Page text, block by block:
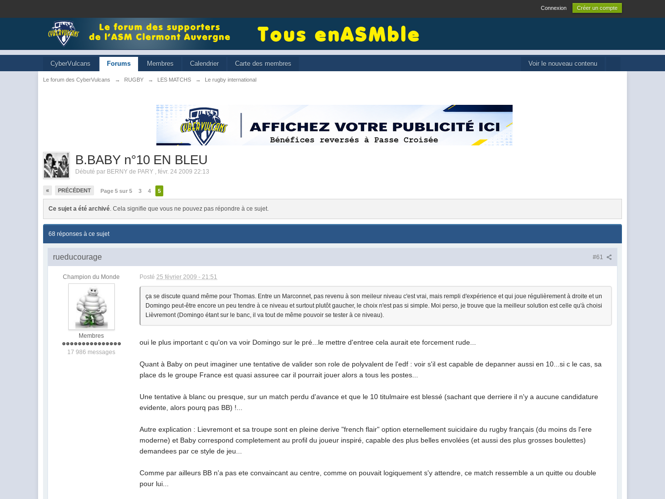
Connexion Créer un compte
Voir le nouveau contenu
CyberVulcans Forums Membres Calendrier Carte des membres
Le forum des CyberVulcans → RUGBY → LES MATCHS → Le rugby international
B.BABY n°10 EN BLEU
Débuté par BERNY de PARY ,févr. 24 2009 22:13
« PRÉCÉDENT Page 5 sur 5 3 4 5
Ce sujet a été archivé. Cela signifie que vous ne pouvez pas répondre à ce sujet.
68 réponses à ce sujet
#61
rueducourage
Champion du Monde
Membres
17 986 messages
Posté25 février 2009 - 21:51
ça se discute quand même pour Thomas. Entre un Marconnet, pas revenu à son meileur niveau c'est vrai, mais rempli d'expérience et qui joue régulièrement à droite et un
Domingo peut-être encore un peu tendre à ce niveau et surtout plutôt gaucher, le choix n'est pas si simple. Moi perso, je trouve que la meilleur solution est celle qu'à choisi
Lièvremont (Domingo étant sur le banc, il va tout de même pouvoir se tester à ce niveau).
oui le plus important c qu'on va voir Domingo sur le pré...le mettre d'entree cela aurait ete forcement rude...
Quant à Baby on peut imaginer une tentative de valider son role de polyvalent de l'edf : voir s'il est capable de depanner aussi en 10...si c le cas, sa
place ds le groupe France est quasi assuree car il pourrait jouer alors a tous les postes...
Une tentative à blanc ou presque, sur un match perdu d'avance et que le 10 titulmaire est blessé (sachant que derriere il n'y a aucune candidature
evidente, alors pourq pas BB) !...
Autre explication : Lievremont et sa troupe sont en pleine derive "french flair" option eternellement suicidaire du rugby français (du moins ds l'ere
moderne) et Baby correspond completement au profil du joueur inspiré, capable des plus belles envolées (et aussi des plus grosses boulettes)
demandees par ce style de jeu...
Comme par ailleurs BB n'a pas ete convaincant au centre, comme on pouvait logiquement s'y attendre, ce match ressemble a un quitte ou double
pour lui...